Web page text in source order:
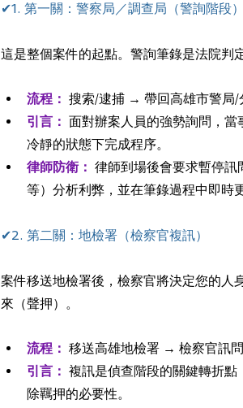
✔1. 第一關：警察局／調查局（警詢階段）
這是整個案件的起點。警詢筆錄是法院判
流程： 搜索/逮捕 → 帶回高雄市警局/
引言： 面對辦案人員的強勢詢問，
冷靜的狀態下完成程序。
律師防衛： 律師到場後會要求暫停
等）分析利弊，並在筆錄過程中即時
✔2. 第二關：地檢署（檢察官複訊）
案件移送地檢署後，檢察官將決定您的人
來（聲押）。
流程： 移送高雄地檢署 → 檢察官訊
引言： 複訊是偵查階段的關鍵轉折
除羈押的必要性。